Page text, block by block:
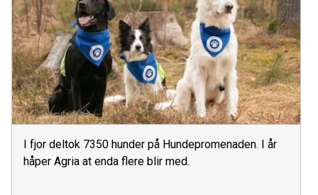
I fjor deltok 7350 hunder på Hundepromenaden. I år
håper Agria at enda flere blir med.